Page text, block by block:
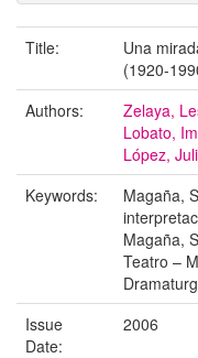
Title:
Una
(1920-
Authors:
Zelaya,
Lobato,
López,
Keywords:
Magaña,
Magaña,
Teatro –
Issue
Date:
2006